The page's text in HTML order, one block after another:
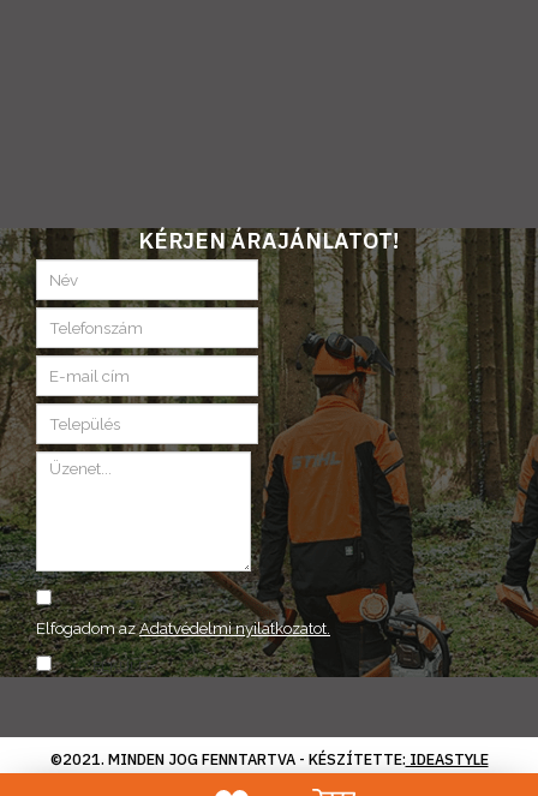
KÉRJEN ÁRAJÁNLATOT!
Elfogadom azAdatvédelmi nyilatkozatot.
ELKÜLD
©2021. MINDEN JOG FENNTARTVA - KÉSZÍTETTE: IDEASTYLE